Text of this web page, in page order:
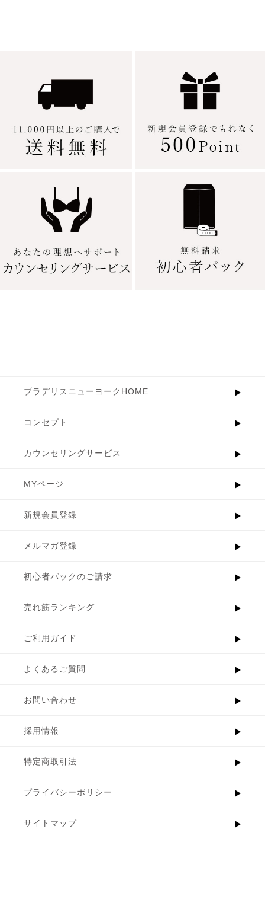
ブラデリスニューヨークHOME
コンセプト
カウンセリングサービス
MYページ
新規会員登録
メルマガ登録
初心者パックのご請求
売れ筋ランキング
ご利用ガイド
よくあるご質問
お問い合わせ
採用情報
特定商取引法
プライバシーポリシー
サイトマップ